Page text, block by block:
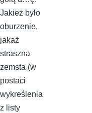
Jakież było
oburzenie,
jakaż
straszna
zemsta (w
postaci
wykreślenia
z listy